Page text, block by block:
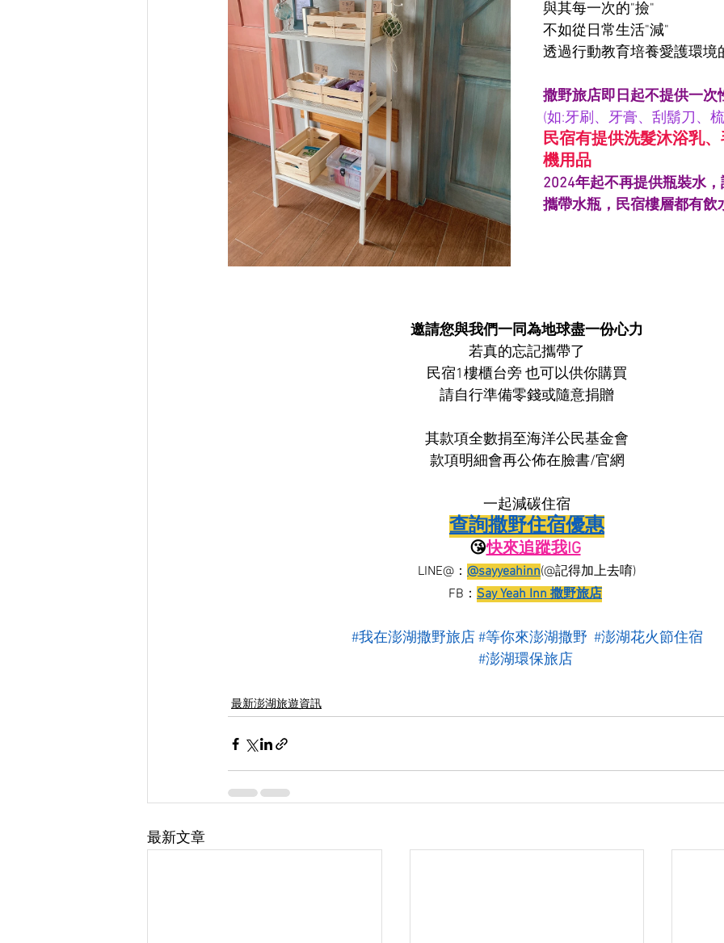
與其每一次的"撿"
不如從日常生活"減"
透過行動教育培養愛護環境
撒野旅店即日起不提供一次
(如:牙刷、牙膏、刮鬍刀、
民宿有提供洗髮沐浴乳
機用品
2024年起不再提供瓶裝水
攜帶水瓶，民宿樓層都有飲
邀請您與我們一同為地球盡一份心力
若真的忘記攜帶了
民宿1樓櫃台旁 也可以供你購買
請自行準備零錢或隨意捐贈
其款項全數捐至海洋公民基金會
款項明細會再公佈在臉書/官網
一起減碳住宿
查詢撒野住宿優惠
😘快來追蹤我IG
LINE@： @sayyeahinn(@記得加上去唷)
FB： Say Yeah Inn 撒野旅店
#我在澎湖撒野旅店 #等你來澎湖撒野  #澎湖花火節住宿
#澎湖環保旅店
最新澎湖旅遊資訊
最新文章